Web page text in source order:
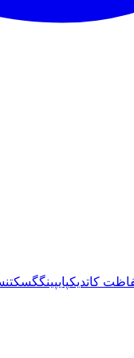
کاتدیکپایپینگگسکت